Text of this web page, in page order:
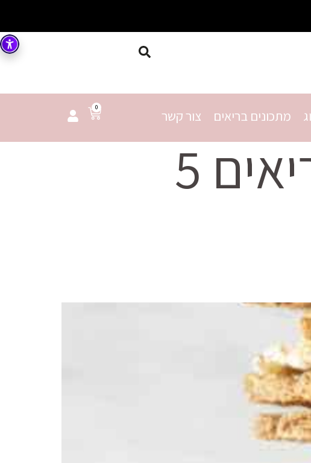
מתכונים בריאים צור קשר
0
קרקרים קלים בריאים 5